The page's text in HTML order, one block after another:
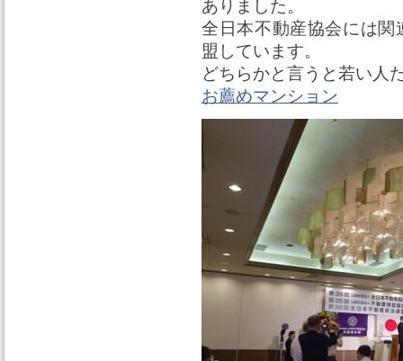
ありました。
全日本不動産協会には
盟しています。
どちらかと言うと若い人
お薦めマンション